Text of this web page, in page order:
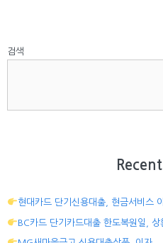
검색
현대카드 단기신용대출, 현금서비스
BC카드 단기카드대출 한도복원일, 상